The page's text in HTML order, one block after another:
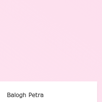
Balogh Petra